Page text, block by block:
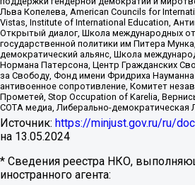
Льва Копелева, American Councils for
Vistas, Institute of International Education,
Открытый диалог, Школа международных
государственной политики им Питера
демократический альянс, Школа
Нормана Патерсона, Центр Гражданских
за Свободу, Фонд имени Фридриха
антивоенное сопротивление, Комитет
Прометей, Stop Occupation of Karelia,
СОТА медиа, Либерально-демократическая
Источник: https://minjust.gov.ru/ru/
на 13.05.2024
* Сведения реестра НКО,
иностранного агента: